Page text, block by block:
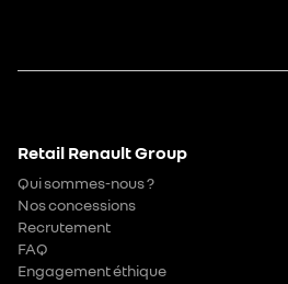
Retail Renault Group
Qui sommes-nous ?
Nos concessions
Recrutement
FAQ
Engagement éthique